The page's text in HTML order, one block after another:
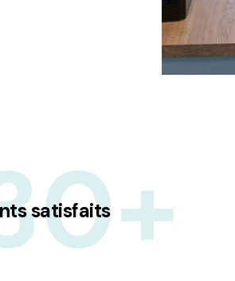
satisfaits